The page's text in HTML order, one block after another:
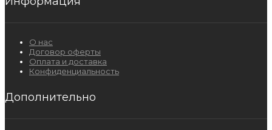
О нас
Договор оферты
Оплата и доставка
Конфиденциальность
Дополнительно